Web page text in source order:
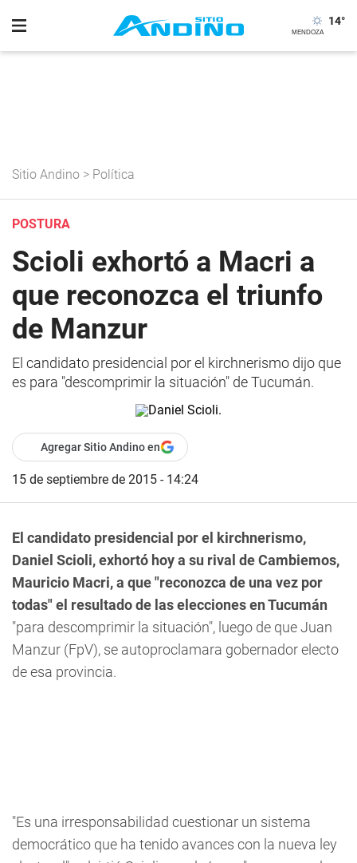
14°
Sitio Andino > Política
POSTURA
Scioli exhortó a Macri a
que reconozca el triunfo
de Manzur
El candidato presidencial por el kirchnerismo dijo que
es para "descomprimir la situación" de Tucumán.
Agregar Sitio Andino en
15 de septiembre de 2015 - 14:24
El candidato presidencial por el kirchnerismo,
Daniel Scioli, exhortó hoy a su rival de Cambiemos,
Mauricio Macri, a que "reconozca de una vez por
todas" el resultado de las elecciones en Tucumán
"para descomprimir la situación", luego de que Juan
Manzur (FpV), se autoproclamara gobernador electo
de esa provincia.
"Es una irresponsabilidad cuestionar un sistema
democrático que ha tenido avances con la nueva ley